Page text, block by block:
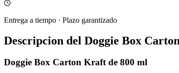
Entrega a tiempo · Plazo garantizado
Descripcion del Doggie Box
Doggie Box Carton Kraft de 800 ml